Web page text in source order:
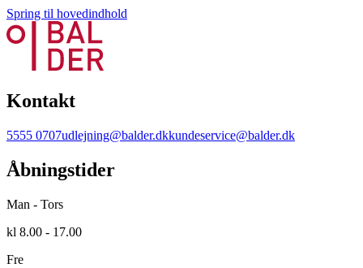
Spring til hovedindhold
Kontakt
5555 0707udlejning@balder.dkkundeservice@balder.dk
Åbningstider
Man - Tors
kl 8.00 - 17.00
Fre